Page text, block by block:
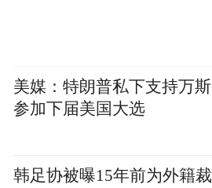
美媒：特朗普私下支持万斯
参加下届美国大选
韩足协被曝15年前为外籍裁